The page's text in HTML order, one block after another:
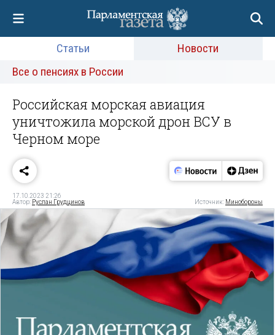
Статьи
Новости
Все о пенсиях в России
Российская морская авиация
уничтожила морской дрон ВСУ в
Черном море
17.10.2023 21:26
Автор: Руслан Грудцинов Источник: Минобороны